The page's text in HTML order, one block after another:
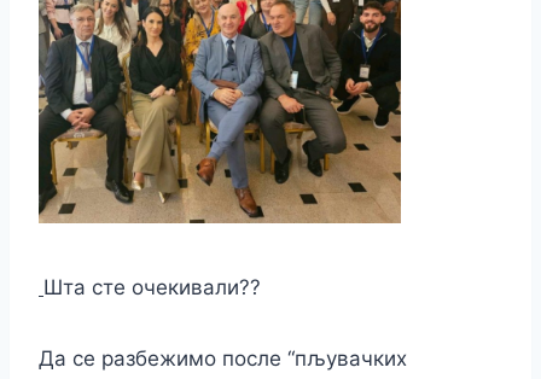
Шта сте очекивали??
Да се разбежимо после “пљувачких